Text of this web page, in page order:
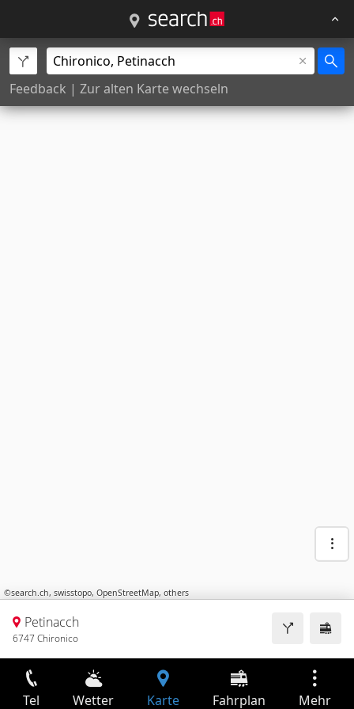
Feedback | Zur alten Karte wechseln
©search.ch, swisstopo, OpenStreetMap, others
Petinacch
6747 Chironico
Tel Wetter Karte Fahrplan Mehr